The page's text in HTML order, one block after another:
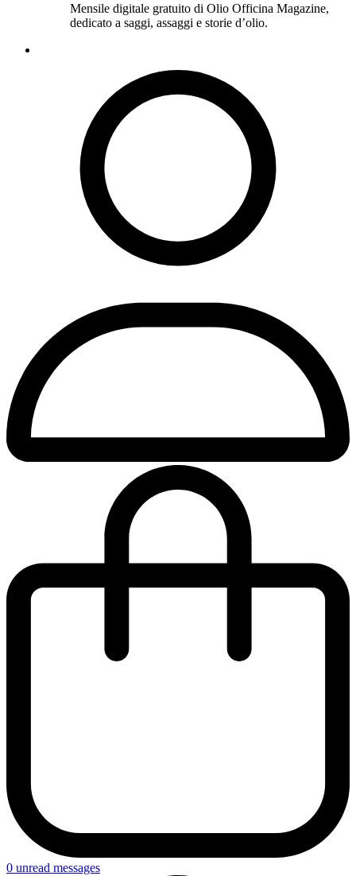
Mensile digitale gratuito di Olio Officina Magazine,
dedicato a saggi, assaggi e storie d’olio.
0 unread messages